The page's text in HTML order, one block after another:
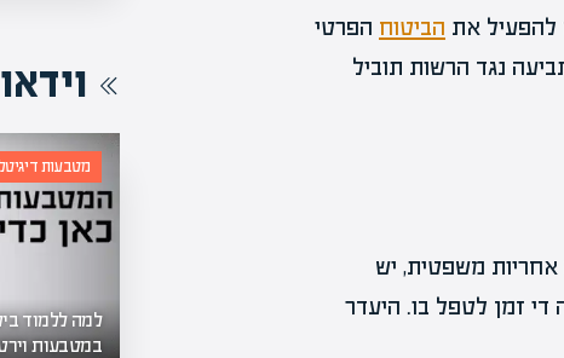
להפעיל את הביטוח הפרטי
נגד הרשות תוביל
אחריות משפטית, יש
די זמן לטפל בו. היעדר
וידאו
מטבעות
למה ללמוד
במטבעות